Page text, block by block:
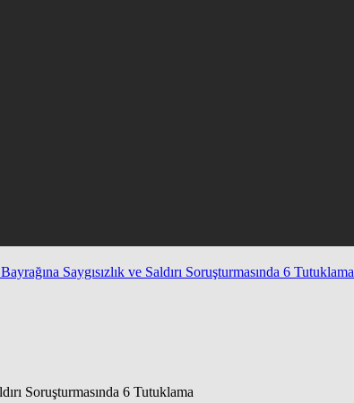
Saygısızlık ve Saldırı Soruşturmasında 6 Tutuklama